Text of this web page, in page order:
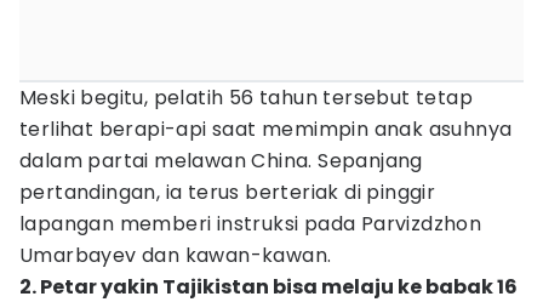
Meski begitu, pelatih 56 tahun tersebut tetap
terlihat berapi-api saat memimpin anak asuhnya
dalam partai melawan China. Sepanjang
pertandingan, ia terus berteriak di pinggir
lapangan memberi instruksi pada Parvizdzhon
Umarbayev dan kawan-kawan.
2. Petar yakin Tajikistan bisa melaju ke babak 16